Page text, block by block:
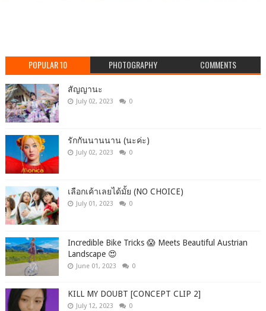
POPULAR 10 PHOTOGRAPHY COMMENTS
สัญญานะ
July 02, 2023 0
รักกันนานนาน (นะค่ะ)
July 02, 2023 0
เลือกเค้าเลยได้มั้ย (NO CHOICE)
July 01, 2023 0
Incredible Bike Tricks 😱 Meets Beautiful Austrian
Landscape 😍
June 01, 2023 0
KILL MY DOUBT [CONCEPT CLIP 2]
July 12, 2023 0